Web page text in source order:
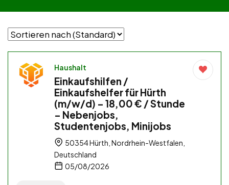
Haushalt
Einkaufshilfen /
Einkaufshelfer für Hürth
(m/w/d) – 18,00 € / Stunde
– Nebenjobs,
Studentenjobs, Minijobs
50354 Hürth, Nordrhein-Westfalen,
Deutschland
05/08/2026